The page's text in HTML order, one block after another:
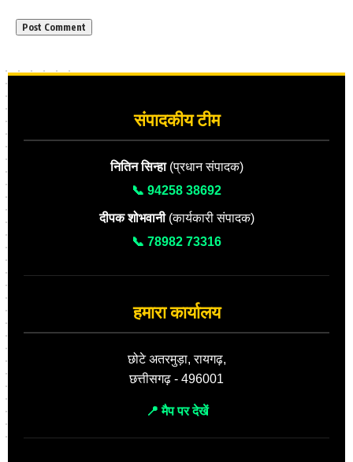
संपादकीय टीम
नितिन सिन्हा(प्रधान संपादक)
📞 94258 38692
दीपक शोभवानी(कार्यकारी संपादक)
📞 78982 73316
हमारा कार्यालय
छोटे अतरमुड़ा, रायगढ़,
छत्तीसगढ़ - 496001
📍 मैप पर देखें